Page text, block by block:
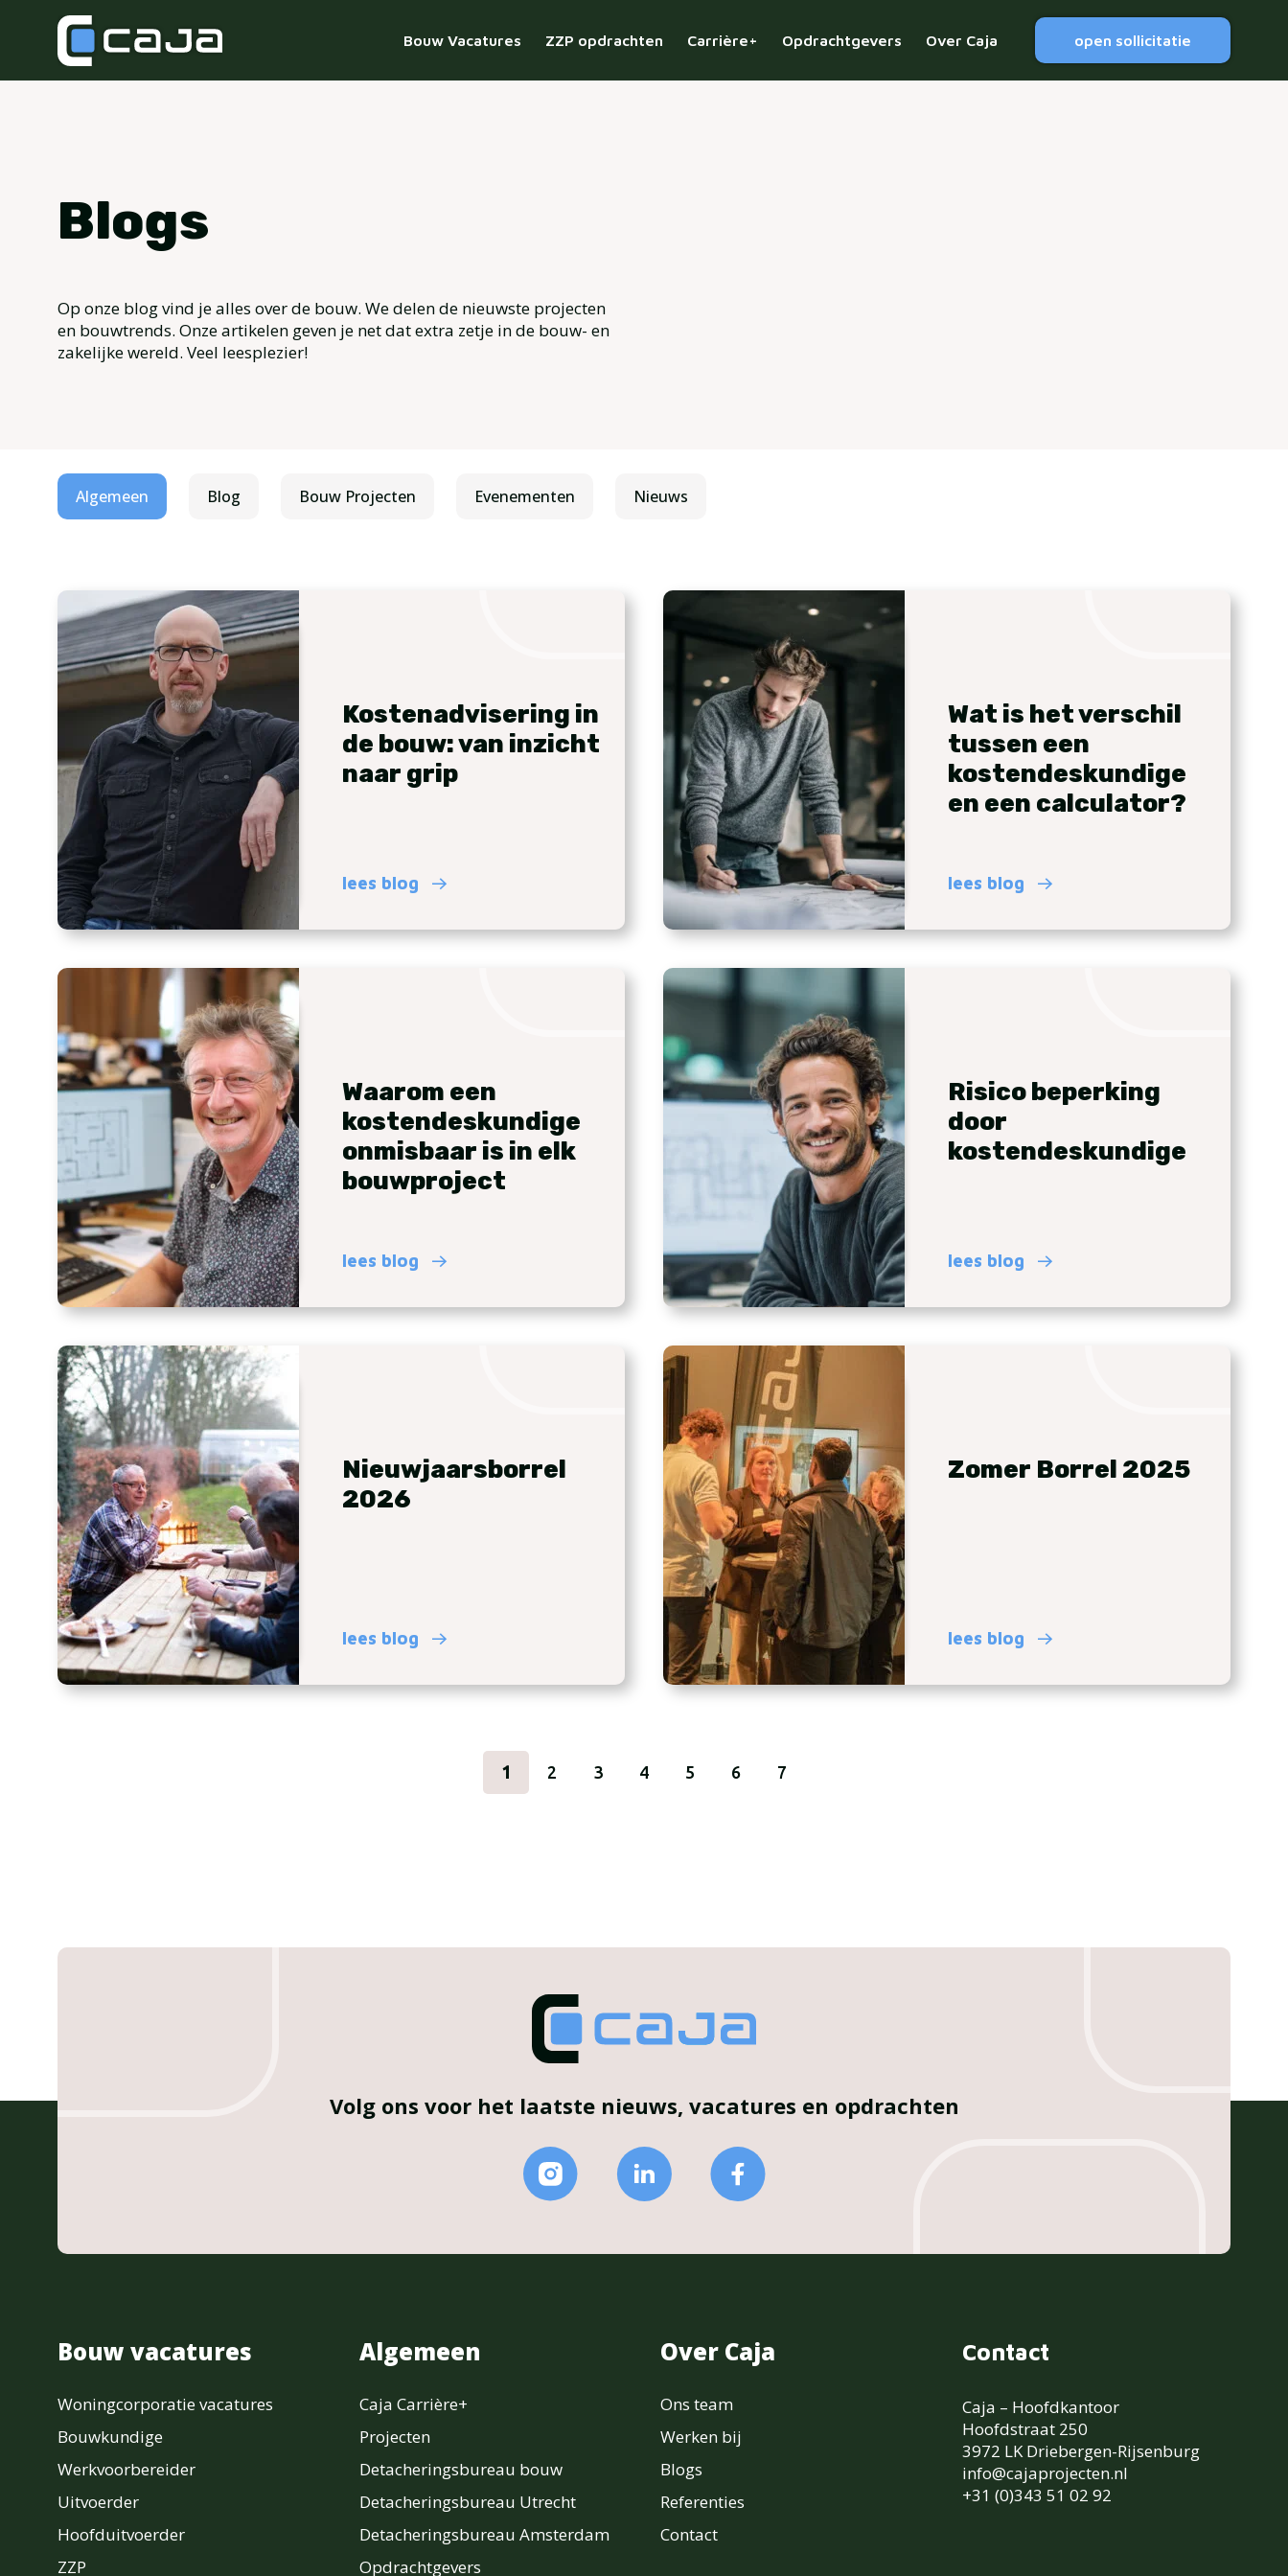
Bouw Vacatures ZZP opdrachten Carrière+ Opdrachtgevers Over Caja open sollicitatie
Blogs
Op onze blog vind je alles over de bouw. We delen de nieuwste projecten
en bouwtrends. Onze artikelen geven je net dat extra zetje in de bouw- en
zakelijke wereld. Veel leesplezier!
Algemeen Blog Bouw Projecten Evenementen Nieuws
Kostenadvisering in
de bouw: van inzicht
naar grip
lees blog
Wat is het verschil
tussen een
kostendeskundige
en een calculator?
lees blog
Waarom een
kostendeskundige
onmisbaar is in elk
bouwproject
lees blog
Risico beperking
door
kostendeskundige
lees blog
Nieuwjaarsborrel
2026
lees blog
Zomer Borrel 2025
lees blog
1 2 3 4 5 6 7
Volg ons voor het laatste nieuws, vacatures en opdrachten
Bouw vacatures
Woningcorporatie vacatures
Bouwkundige
Werkvoorbereider
Uitvoerder
Hoofduitvoerder
ZZP
Algemeen
Caja Carrière+
Projecten
Detacheringsbureau bouw
Detacheringsbureau Utrecht
Detacheringsbureau Amsterdam
Opdrachtgevers
Over Caja
Ons team
Werken bij
Blogs
Referenties
Contact
Contact
Caja – Hoofdkantoor
Hoofdstraat 250
3972 LK Driebergen-Rijsenburg
info@cajaprojecten.nl
+31 (0)343 51 02 92